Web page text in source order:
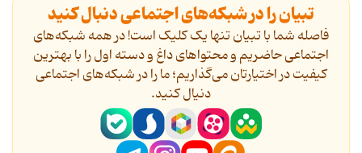
تبیان را در شبکه‌های اجتماعی دنبال کنید
فاصله شما با تبیان تنها یک کلیک است! در همه شبکه‌های
اجتماعی حاضریم و محتواهای داغ و دسته اول را با بهترین
کیفیت در اختیارتان می‌گذاریم؛ ما را در شبکه‌های اجتماعی
دنیال کنید.